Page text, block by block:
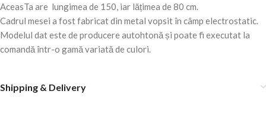
AceasTa are lungimea de 150, iar lățimea de 80 cm.
Cadrul mesei a fost fabricat din metal vopsit în câmp electrostatic.
Modelul dat este de producere autohtonă și poate fi executat la
comandă într-o gamă variată de culori.
Shipping & Delivery